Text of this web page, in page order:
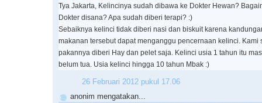
Tya Jakarta, Kelincinya sudah dibawa ke Dokter Hewan?
Dokter disana? Apa sudah diberi terapi? :)
Sebaiknya kelinci tidak diberi nasi dan biskuit karena
makanan tersebut dapat menganggu pencernaan kelinci. Kami
pakannya diberi Hay dan pelet saja. Kelinci usia 1 tahun itu
belum tua. Usia kelinci hingga 10 tahun Mbak :)
26 Februari 2012 pukul 17.06
anonim mengatakan...